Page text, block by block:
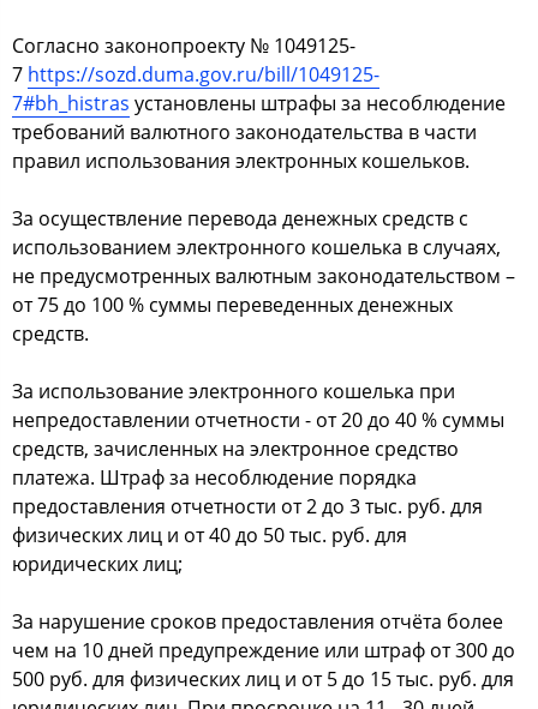
Согласно законопроекту № 1049125-
7 https://sozd.duma.gov.ru/bill/1049125-
7#bh_histras установлены штрафы за несоблюдение
требований валютного законодательства в части
правил использования электронных кошельков.
За осуществление перевода денежных средств с
использованием электронного кошелька в случаях,
не предусмотренных валютным законодательством –
от 75 до 100 % суммы переведенных денежных
средств.
За использование электронного кошелька при
непредоставлении отчетности - от 20 до 40 % суммы
средств, зачисленных на электронное средство
платежа. Штраф за несоблюдение порядка
предоставления отчетности от 2 до 3 тыс. руб. для
физических лиц и от 40 до 50 тыс. руб. для
юридических лиц;
За нарушение сроков предоставления отчёта более
чем на 10 дней предупреждение или штраф от 300 до
500 руб. для физических лиц и от 5 до 15 тыс. руб. для